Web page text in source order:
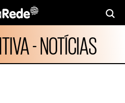
- NOTÍCIAS